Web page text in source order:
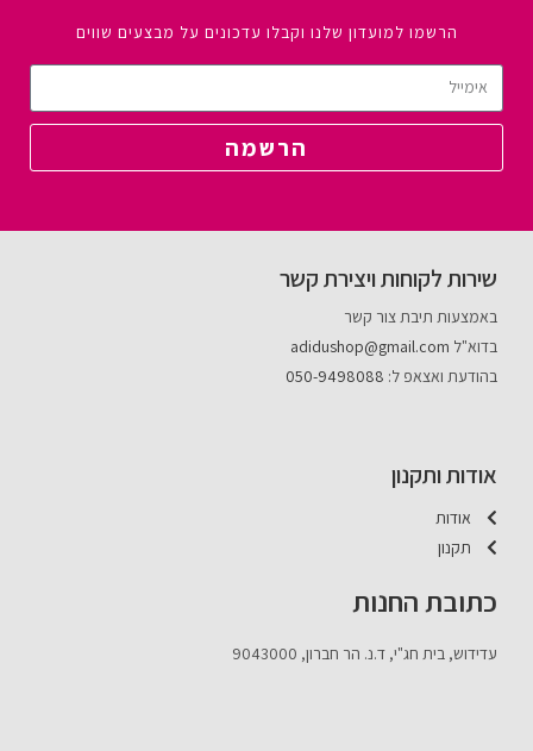
הרשמו למועדון שלנו וקבלו עדכונים על מבצעים שווים
הרשמה
שירות לקוחות ויצירת קשר
באמצעות תיבת צור קשר
בדוא"ל adidushop@gmail.com
בהודעת ואצאפ ל: 050-9498088
אודות ותקנון
אודות
תקנון
כתובת החנות
עדידוש, בית חג"י, ד.נ. הר חברון, 9043000